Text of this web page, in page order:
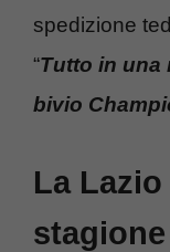
spedizione
“Tutto in una
bivio
La